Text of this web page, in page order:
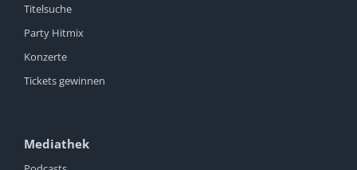
Titelsuche
Party Hitmix
Konzerte
Tickets gewinnen
Mediathek